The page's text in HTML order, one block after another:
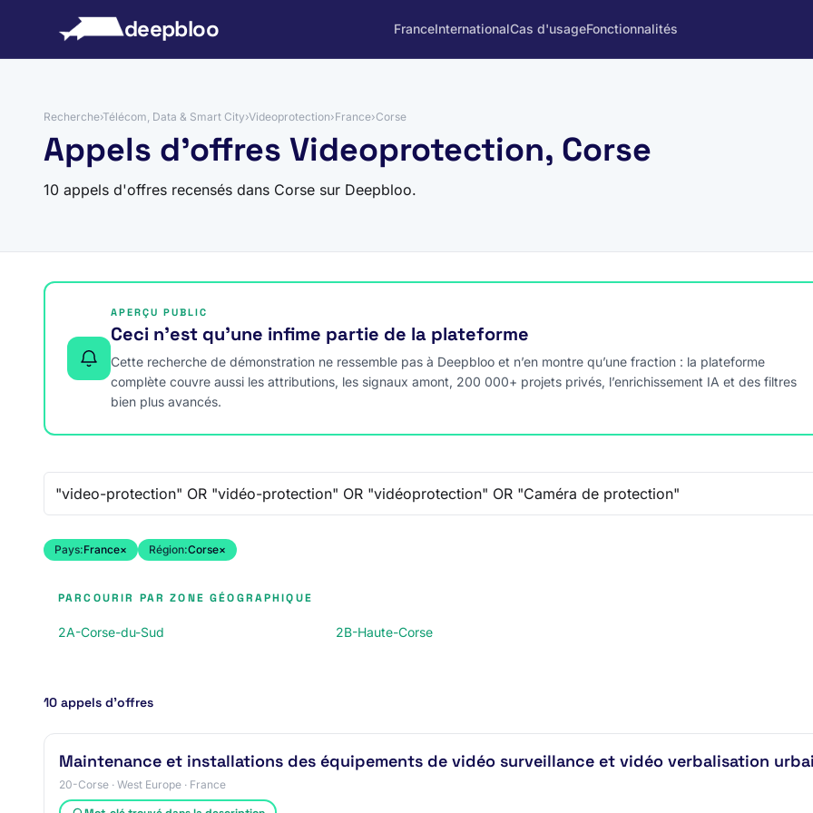
deepbloo FranceInternationalCas d'usageFonctionnalités
Recherche›Télécom, Data & Smart City›Videoprotection›France›Corse
Appels d'offres Videoprotection, Corse
10 appels d'offres recensés dans Corse sur Deepbloo.
APERÇU PUBLIC
Ceci n’est qu’une infime partie de la plateforme
Cette recherche de démonstration ne ressemble pas à Deepbloo et n’en montre qu’une fraction : la plateforme
complète couvre aussi les attributions, les signaux amont, 200 000+ projets privés, l’enrichissement IA et des filtres
bien plus avancés.
Pays:France× Région:Corse×
PARCOURIR PAR ZONE GÉOGRAPHIQUE
2A-Corse-du-Sud 2B-Haute-Corse
10 appels d’offres
Maintenance et installations des équipements de vidéo surveillance et vidéo verbalisation
20-Corse · West Europe · France